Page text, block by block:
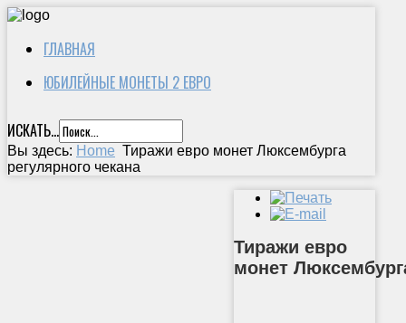
ГЛАВНАЯ
ЮБИЛЕЙНЫЕ МОНЕТЫ 2 ЕВРО
ИСКАТЬ...
Вы здесь: Home Тиражи евро монет Люксембурга
регулярного чекана
Тиражи евро
монет